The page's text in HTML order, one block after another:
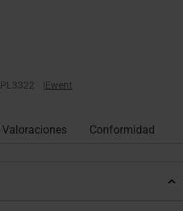
PL3322 |Ewent
Valoraciones Conformidad